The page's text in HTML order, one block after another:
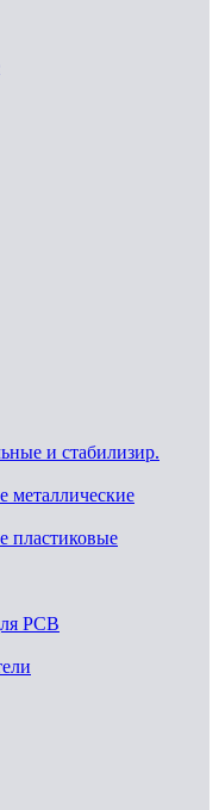
и стабилизир.
металлические
пластиковые
PCB